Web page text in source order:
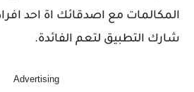
المكالمات مع اصدقائك اة احد
شارك التطبيق لتعم الفائدة.
Advertising